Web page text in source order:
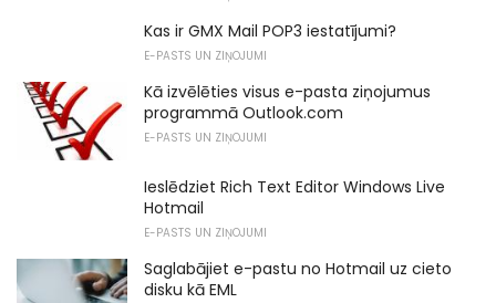
Kas ir GMX Mail POP3 iestatījumi?
E-PASTS UN ZIŅOJUMI
Kā izvēlēties visus e-pasta ziņojumus
programmā Outlook.com
E-PASTS UN ZIŅOJUMI
Ieslēdziet Rich Text Editor Windows Live
Hotmail
E-PASTS UN ZIŅOJUMI
Saglabājiet e-pastu no Hotmail uz cieto
disku kā EML